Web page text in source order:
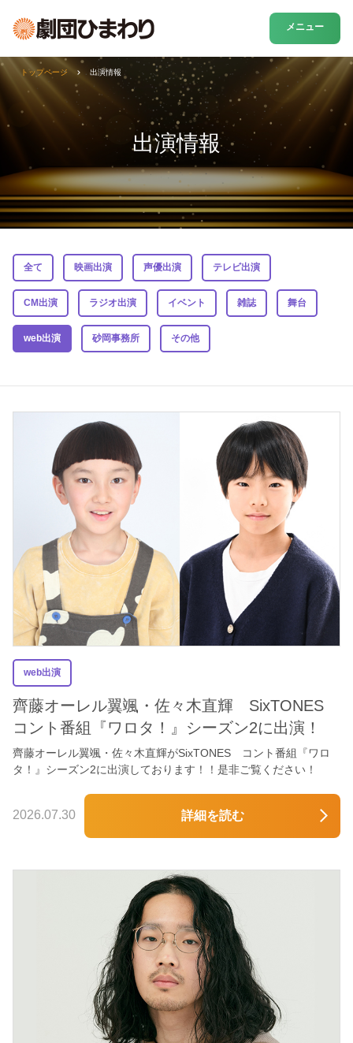
メニュー
出演情報
トップページ 出演情報
全て 映画出演 声優出演 テレビ出演
CM出演 ラジオ出演 イベント 雑誌 舞台
web出演 砂岡事務所 その他
web出演
齊藤オーレル翼颯・佐々木直輝 SixTONES
コント番組『ワロタ！』シーズン2に出演！
齊藤オーレル翼颯・佐々木直輝がSixTONES コント番組『ワロ
タ！』シーズン2に出演しております！！是非ご覧ください！
2026.07.30 詳細を読む